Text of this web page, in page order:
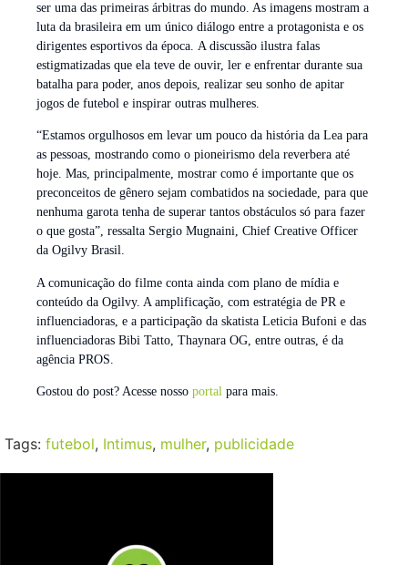
ser uma das primeiras árbitras do mundo. As imagens mostram a
luta da brasileira em um único diálogo entre a protagonista e os
dirigentes esportivos da época. A discussão ilustra falas
estigmatizadas que ela teve de ouvir, ler e enfrentar durante sua
batalha para poder, anos depois, realizar seu sonho de apitar
jogos de futebol e inspirar outras mulheres.
“Estamos orgulhosos em levar um pouco da história da Lea para
as pessoas, mostrando como o pioneirismo dela reverbera até
hoje. Mas, principalmente, mostrar como é importante que os
preconceitos de gênero sejam combatidos na sociedade, para que
nenhuma garota tenha de superar tantos obstáculos só para fazer
o que gosta”, ressalta Sergio Mugnaini, Chief Creative Officer
da Ogilvy Brasil.
A comunicação do filme conta ainda com plano de mídia e
conteúdo da Ogilvy. A amplificação, com estratégia de PR e
influenciadoras, e a participação da skatista Leticia Bufoni e das
influenciadoras Bibi Tatto, Thaynara OG, entre outras, é da
agência PROS.
Gostou do post? Acesse nosso portal para mais.
Tags: futebol, Intimus, mulher, publicidade